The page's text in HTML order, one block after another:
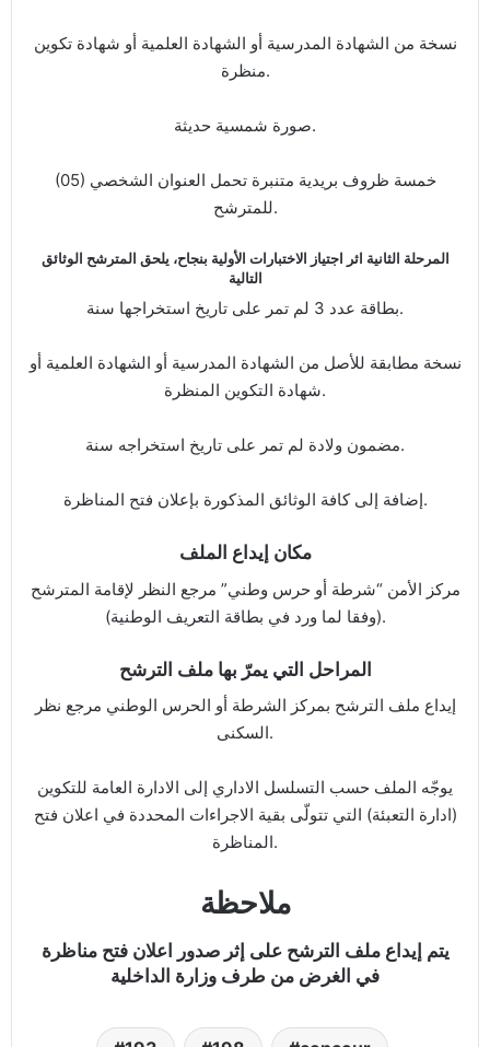
نسخة من الشهادة المدرسية أو الشهادة العلمية أو شهادة تكوين
منظرة.
صورة شمسية حديثة.
(05) خمسة ظروف بريدية متنبرة تحمل العنوان الشخصي
للمترشح.
المرحلة الثانية اثر اجتياز الاختبارات الأولية بنجاح، يلحق المترشح الوثائق
التالية
بطاقة عدد 3 لم تمر على تاريخ استخراجها سنة.
نسخة مطابقة للأصل من الشهادة المدرسية أو الشهادة العلمية أو
شهادة التكوين المنظرة.
مضمون ولادة لم تمر على تاريخ استخراجه سنة.
إضافة إلى كافة الوثائق المذكورة بإعلان فتح المناظرة.
مكان إيداع الملف
مركز الأمن “شرطة أو حرس وطني” مرجع النظر لإقامة المترشح
(وفقا لما ورد في بطاقة التعريف الوطنية).
المراحل التي يمرّ بها ملف الترشح
إيداع ملف الترشح بمركز الشرطة أو الحرس الوطني مرجع نظر
السكنى.
يوجّه الملف حسب التسلسل الاداري إلى الادارة العامة للتكوين
(ادارة التعبئة) التي تتولّى بقية الاجراءات المحددة في اعلان فتح
المناظرة.
ملاحظة
يتم إيداع ملف الترشح على إثر صدور اعلان فتح مناظرة
في الغرض من طرف وزارة الداخلية